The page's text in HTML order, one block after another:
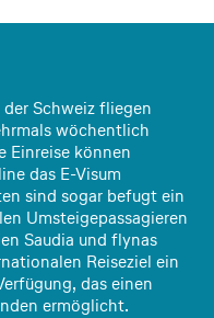
Schweiz fliegen
wöchentlich
Einreise können
das E-Visum
sind sogar befugt ein
Umsteigepassagieren
Saudia und flynas
Reiseziel ein
das einen
ermöglicht.